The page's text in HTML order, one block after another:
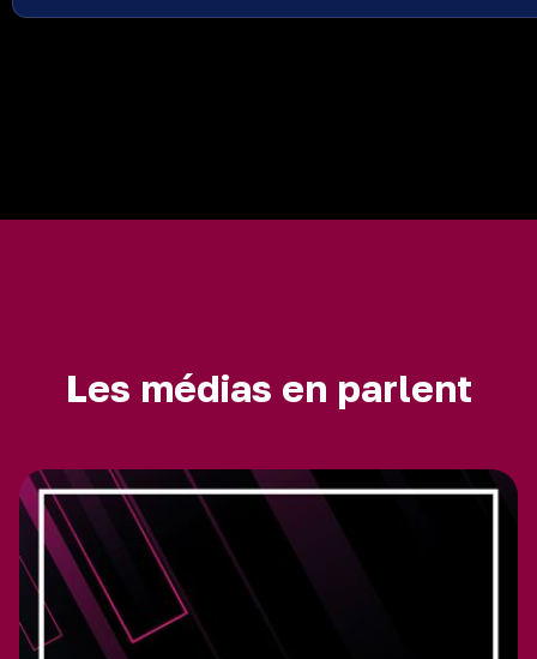
Les médias en parlent